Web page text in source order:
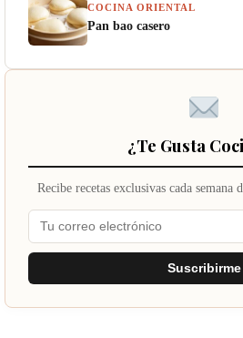
COCINA ORIENTAL
Pan bao casero
¿Te Gusta
Recibe recetas exclusivas cada semana
Suscribirme